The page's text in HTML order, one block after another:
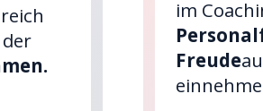
im
Freude